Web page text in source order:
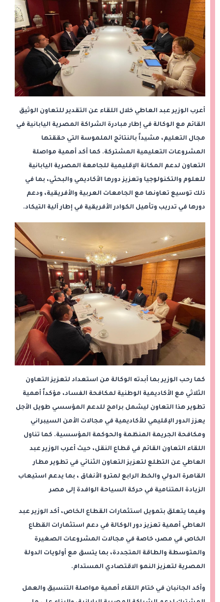
أعرب الوزير عبد العاطي خلال اللقاء عن التقدير للتعاون الوثيق
القائم مع الوكالة في إطار مبادرة الشراكة المصرية اليابانية في
مجال التعليم، مشيداً بالنتائج الملموسة التي حققتها
المشروعات التعليمية المشتركة. كما أكد أهمية مواصلة
التعاون لدعم المكانة الإقليمية للجامعة المصرية اليابانية
للعلوم والتكنولوجيا وتعزيز دورها الأكاديمي والبحثي، بما في
ذلك توسيع تعاونها مع الجامعات العربية والأفريقية، ودعم
دورها في تدريب وتأهيل الكوادر الأفريقية في إطار آلية التيكاد.
كما رحب الوزير بما أبدته الوكالة من استعداد لتعزيز التعاون
الثلاثي مع الأكاديمية الوطنية لمكافحة الفساد، مؤكداً أهمية
تطوير هذا التعاون ليشمل برامج للدعم المؤسسي طويل الأجل
يعزز الدور الإقليمي للأكاديمية في مجالات الأمن السيبراني
ومكافحة الجريمة المنظمة والحوكمة المؤسسية. كما تناول
اللقاء التعاون القائم في قطاع النقل، حيث أعرب الوزير عبد
العاطي عن التطلع لتعزيز التعاون الثنائي في تطوير مطار
القاهرة الدولي والخط الرابع لمترو الأنفاق ، بما يدعم استيعاب
الزيادة المتنامية في حركة السياحة الوافدة إلى مصر
وفيما يتعلق بتمويل استثمارات القطاع الخاص، أكد الوزير عبد
العاطي أهمية تعزيز دور الوكالة في دعم استثمارات القطاع
الخاص في مصر، خاصة في مجالات المشروعات الصغيرة
والمتوسطة والطاقة المتجددة، بما يتسق مع أولويات الدولة
المصرية لتعزيز النمو الاقتصادي المستدام.
وأكد الجانبان في ختام اللقاء أهمية مواصلة التنسيق والعمل